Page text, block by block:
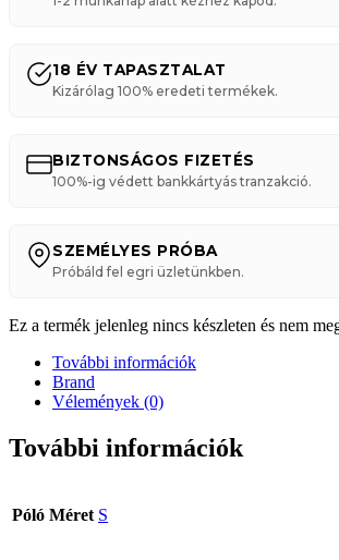
18 ÉV TAPASZTALAT
Kizárólag 100% eredeti termékek.
BIZTONSÁGOS FIZETÉS
100%-ig védett bankkártyás tranzakció.
SZEMÉLYES PRÓBA
Próbáld fel egri üzletünkben.
Ez a termék jelenleg nincs készleten és nem
További információk
Brand
Vélemények (0)
További információk
Póló Méret S